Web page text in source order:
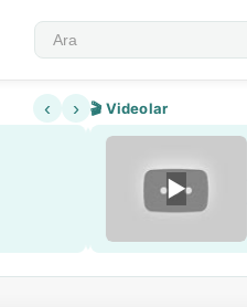
‹ › 🎬 Videolar
▶